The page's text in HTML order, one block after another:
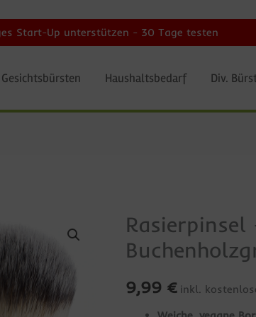
Start-Up unterstützen - 30 Tage testen
Gesichtsbürsten Haushaltsbedarf Div.
Rasierpinsel
9,99 € inkl.
Rasierpinsel
vegane
Buchenholzgriff